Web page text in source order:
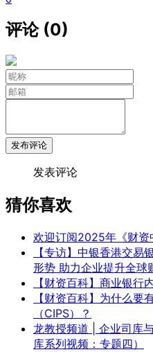
评论 (0)
发布评论
发表评论
猜你喜欢
欢迎订阅2025年《财资
【专访】中银香港交易
形势 助力企业提升全球
【财资百科】商业银行
【财资百科】为什么要
（CIPS）？
龙教授频道 | 企业司库
库系列视频：专题四）